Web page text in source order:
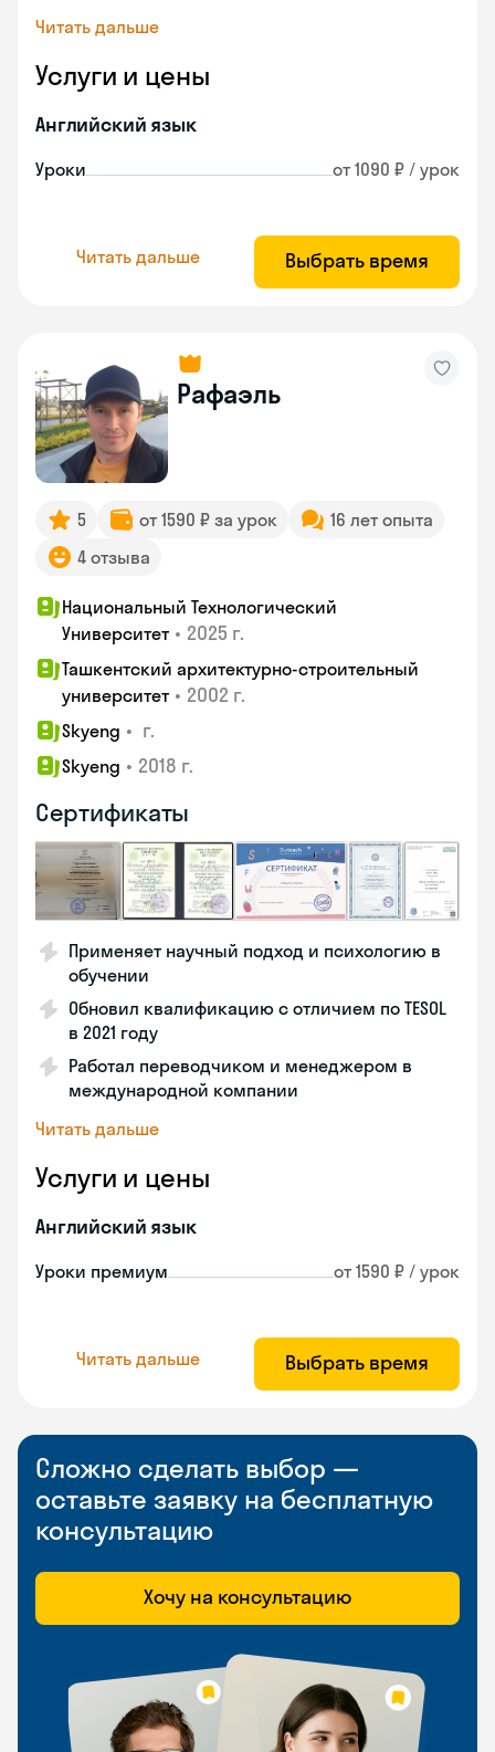
Читать дальше
Услуги и цены
Английский язык
Уроки от 1090 ₽ / урок
Читать дальше Выбрать время
Рафаэль
5 от 1590 ₽ за урок
16 лет опыта
4 отзыва
Национальный Технологический
Университет • 2025 г.
Ташкентский архитектурно-строительный
университет • 2002 г.
Skyeng • г.
Skyeng • 2018 г.
Сертификаты
Применяет научный подход и психологию в
обучении
Обновил квалификацию с отличием по TESOL
в 2021 году
Работал переводчиком и менеджером в
международной компании
Читать дальше
Услуги и цены
Английский язык
Уроки премиум от 1590 ₽ / урок
Читать дальше Выбрать время
Сложно сделать выбор —
оставьте заявку на бесплатную
консультацию
Хочу на консультацию